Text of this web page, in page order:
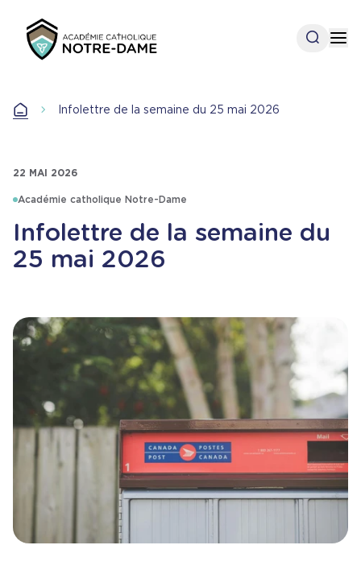
contenu
principal
Open
AccueilInfolettre de la semaine du 25 mai 2026
22 MAI 2026
Académie catholique Notre-Dame
Infolettre de la semaine du
25 mai 2026